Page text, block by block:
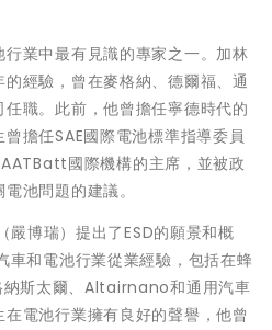
業中最有見識的專家之一。加林
經驗，曾在麥格納、德爾福、通
職。此前，他曾擔任寧德時代的
擔任SAE國際電池標準指導委員
國際機構的主席，並被政
池問題的建議。
博瑞）提出了ESD的願景和概
車和電池行業從業經驗，包括在蜂
斯太爾、Altairnano和通用汽車
電池行業擁有良好的聲譽，他曾